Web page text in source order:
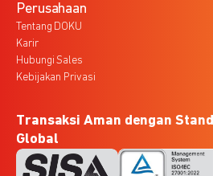
Perusahaan
Tentang DOKU
Karir
Hubungi Sales
Kebijakan Privasi
Transaksi Aman dengan
Global